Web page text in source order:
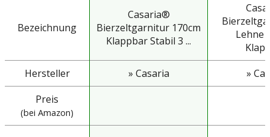
Bezeichnung
Casaria®
Bierzeltgarnitur 170cm
Klappbar Stabil 3 ...
Lehne
Hersteller
» Casaria
»
Preis
(bei Amazon)